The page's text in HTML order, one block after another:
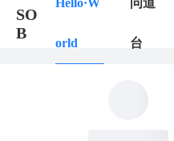
SO
B
Hello·W
orld
问道
台